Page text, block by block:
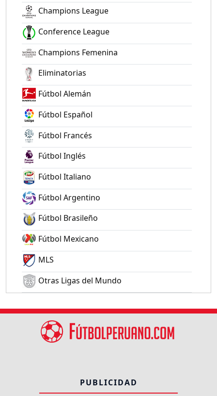
Champions League
Conference League
Champions Femenina
Eliminatorias
Fútbol Alemán
Fútbol Español
Fútbol Francés
Fútbol Inglés
Fútbol Italiano
Fútbol Argentino
Fútbol Brasileño
Fútbol Mexicano
MLS
Otras Ligas del Mundo
PUBLICIDAD